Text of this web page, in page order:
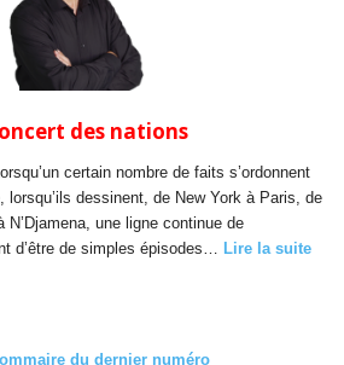
des nations
Lorsqu’un certain nombre de faits s’ordonnent
lorsqu’ils dessinent, de New York à Paris, de
N’Djamena, une ligne continue de
d’être de simples épisodes…
Lire la suite
du dernier numéro